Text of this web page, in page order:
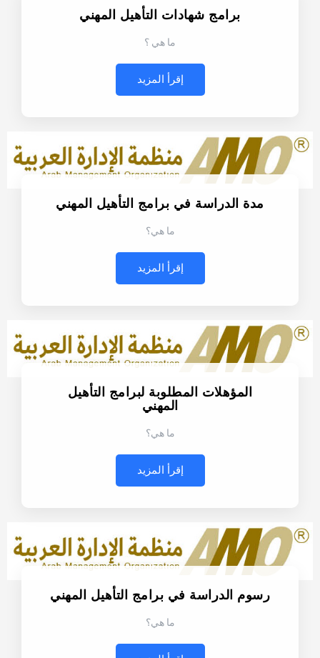
برامج شهادات التأهيل المهني
ما هي ؟
إقرأ المزيد
مدة الدراسة في برامج التأهيل المهني
ما هي؟
إقرأ المزيد
المؤهلات المطلوبة لبرامج التأهيل
المهني
ما هي؟
إقرأ المزيد
رسوم الدراسة في برامج التأهيل المهني
ما هي؟